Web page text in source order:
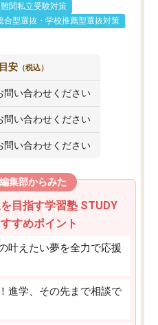
難関私立受験対策
合型選抜・学校推薦型選抜対策
安 （税込）
問い合わせください
問い合わせください
問い合わせください
集部からみた
目指す学習塾 STUDY
すめポイント
叶えたい夢を全力で応援
進学、その先まで相談で